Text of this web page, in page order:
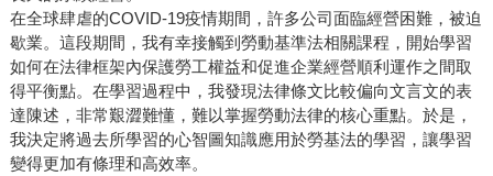
在全球肆虐的COVID-19疫情期間，許多公司面臨經營困難，被迫
歇業。這段期間，我有幸接觸到勞動基準法相關課程，開始學習
如何在法律框架內保護勞工權益和促進企業經營順利運作之間取
得平衡點。在學習過程中，我發現法律條文比較偏向文言文的表
達陳述，非常艱澀難懂，難以掌握勞動法律的核心重點。於是，
我決定將過去所學習的心智圖知識應用於勞基法的學習，讓學習
變得更加有條理和高效率。